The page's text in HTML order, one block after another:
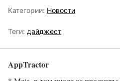
Категории: Новости
Теги: дайджест
AppTractor